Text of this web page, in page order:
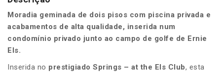
Moradia geminada de dois pisos com piscina privada e
acabamentos de alta qualidade, inserida num
condomínio privado junto ao campo de golfe de Ernie
Els.
Inserida no prestigiado Springs – at the Els Club, esta